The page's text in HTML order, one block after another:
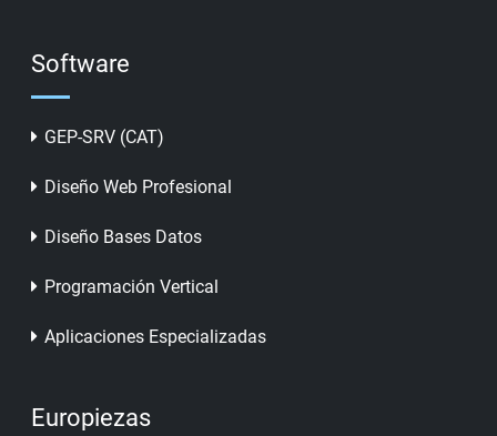
Software
GEP-SRV (CAT)
Diseño Web Profesional
Diseño Bases Datos
Programación Vertical
Aplicaciones Especializadas
Europiezas